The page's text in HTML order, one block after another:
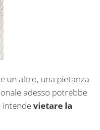
un altro, una pietanza
adesso potrebbe
intendevietare la